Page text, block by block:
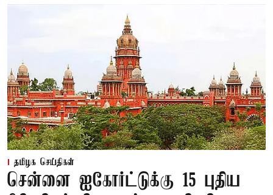
தமிழக செய்திகள்
சென்னை ஐகோர்ட்டுக்கு 15 புதிய